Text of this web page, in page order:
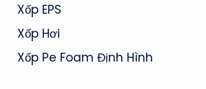
Xốp EPS
Xốp Hơi
Xốp Pe Foam Định Hình